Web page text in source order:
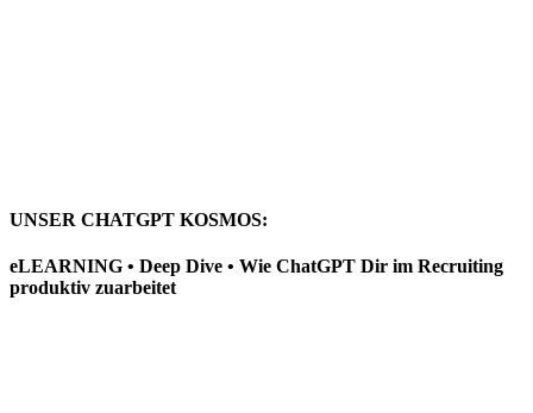
UNSER CHATGPT KOSMOS:
eLEARNING • Deep Dive • Wie ChatGPT Dir im Recruiting
produktiv zuarbeitet